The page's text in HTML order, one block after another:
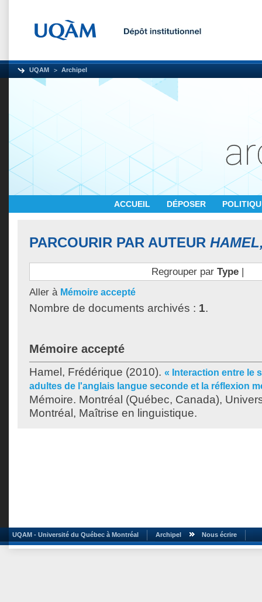
UQAM Archipel
ACCUEIL DÉPOSER
PARCOURIR PAR AUTEUR
Regrouper par Type|
Aller à Mémoire accepté
Nombre de documents archivés : 1.
Mémoire accepté
Hamel, Frédérique (2010). « Interaction entre le
adultes de l'anglais langue seconde et la réflexion
Mémoire. Montréal (Québec, Canada),
Montréal, Maîtrise en linguistique.
UQAM - Université du Québec à Montréal Archipel Nous écrire